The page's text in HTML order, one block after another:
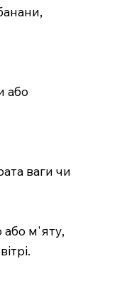
або
ваги чи
або м'яту,